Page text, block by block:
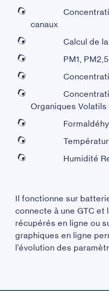
Concentration
canaux
Calcul de la
PM1, PM2,5
Concentration
Organiques
Humidité
Il fonctionne sur
connecte à une GTC
récupérés en ligne ou
graphiques en ligne
l’évolution des